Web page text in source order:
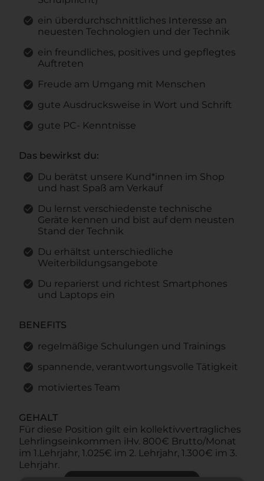
ein überdurchschnittliches Interesse an
neuesten Technologien und der Technik
ein freundliches, positives und gepflegtes
Auftreten
Freude am Umgang mit Menschen
gute Ausdrucksweise in Wort und Schrift
gute PC- Kenntnisse
Das bewirkst du:
Du berätst unsere Kund*innen im Shop
und hast Spaß am Verkauf
Du lernst verschiedenste technische
Geräte kennen und bist auf dem neusten
Stand der Technik
Du erhältst unterschiedliche
Weiterbildungsangebote
Du reparierst und richtest Smartphones
und Laptops ein
BENEFITS
regelmäßige Schulungen und Trainings
spannende, verantwortungsvolle Tätigkeit
motiviertes Team
GEHALT
Für diese Position gilt ein kollektivvertragliches
Lehrlingseinkommen iHv. 800€ Brutto/Monat
im 1.Lehrjahr, 1.025€ im 2. Lehrjahr, 1.300€ im 3.
Lehrjahr.